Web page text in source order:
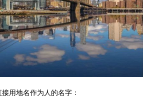
用地名作为人的名字：